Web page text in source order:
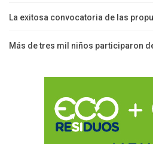
La exitosa convocatoria de las
Más de tres mil niños participaron